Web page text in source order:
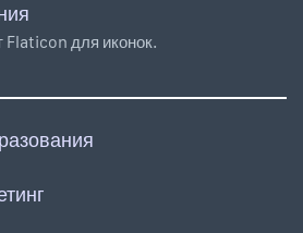
Flaticon для иконок.